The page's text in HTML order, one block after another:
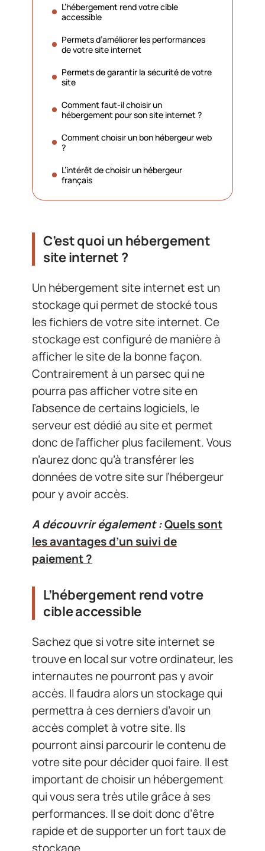
L’hébergement rend votre cible
accessible
Permets d’améliorer les performances
de votre site internet
Permets de garantir la sécurité de votre
site
Comment faut-il choisir un
hébergement pour son site internet ?
Comment choisir un bon hébergeur web
?
L’intérêt de choisir un hébergeur
français
C’est quoi un hébergement
site internet ?
Un hébergement site internet est un
stockage qui permet de stocké tous
les fichiers de votre site internet. Ce
stockage est configuré de manière à
afficher le site de la bonne façon.
Contrairement à un parsec qui ne
pourra pas afficher votre site en
l’absence de certains logiciels, le
serveur est dédié au site et permet
donc de l’afficher plus facilement. Vous
n’aurez donc qu’à transférer les
données de votre site sur l’hébergeur
pour y avoir accès.
A découvrir également :Quels sont
les avantages d’un suivi de
paiement ?
L’hébergement rend votre
cible accessible
Sachez que si votre site internet se
trouve en local sur votre ordinateur, les
internautes ne pourront pas y avoir
accès. Il faudra alors un stockage qui
permettra à ces derniers d’avoir un
accès complet à votre site. Ils
pourront ainsi parcourir le contenu de
votre site pour décider quoi faire. Il est
important de choisir un hébergement
qui vous sera très utile grâce à ses
performances. Il se doit donc d’être
rapide et de supporter un fort taux de
stockage.